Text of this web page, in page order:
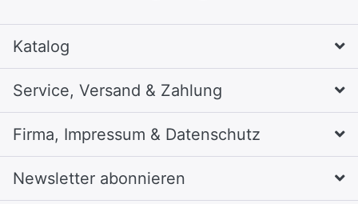
Katalog
Service, Versand & Zahlung
Firma, Impressum & Datenschutz
Newsletter abonnieren